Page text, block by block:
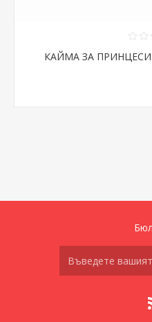
КАЙМА ЗА ПРИНЦЕСИ